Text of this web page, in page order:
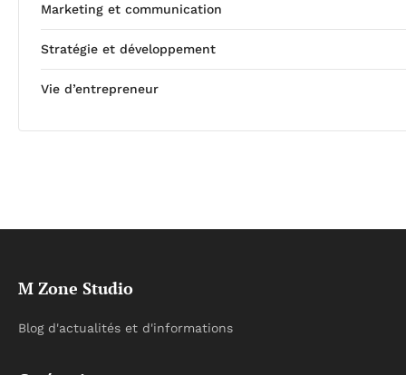
Marketing et communication
Stratégie et développement
Vie d’entrepreneur
M Zone Studio
Blog d'actualités et d'informations